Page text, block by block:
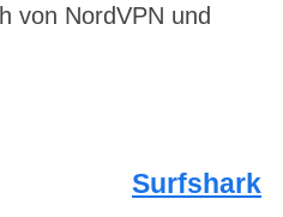
von NordVPN und
Surfshark